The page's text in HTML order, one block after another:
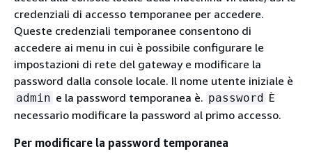
credenziali di accesso temporanee per accedere.
Queste credenziali temporanee consentono di
accedere ai menu in cui è possibile configurare le
impostazioni di rete del gateway e modificare la
password dalla console locale. Il nome utente iniziale è
admin e la password temporanea è. password È
necessario modificare la password al primo accesso.
Per modificare la password temporanea